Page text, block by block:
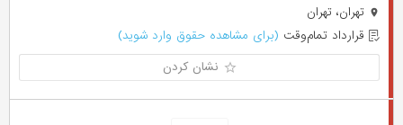
تهران، تهران
قرارداد تمام‌وقت (برای مشاهده حقوق وارد شوید)
نشان کردن